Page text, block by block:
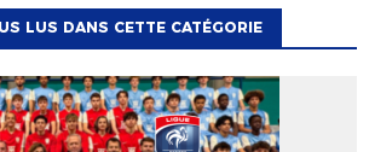
LUS DANS CETTE CATÉGORIE